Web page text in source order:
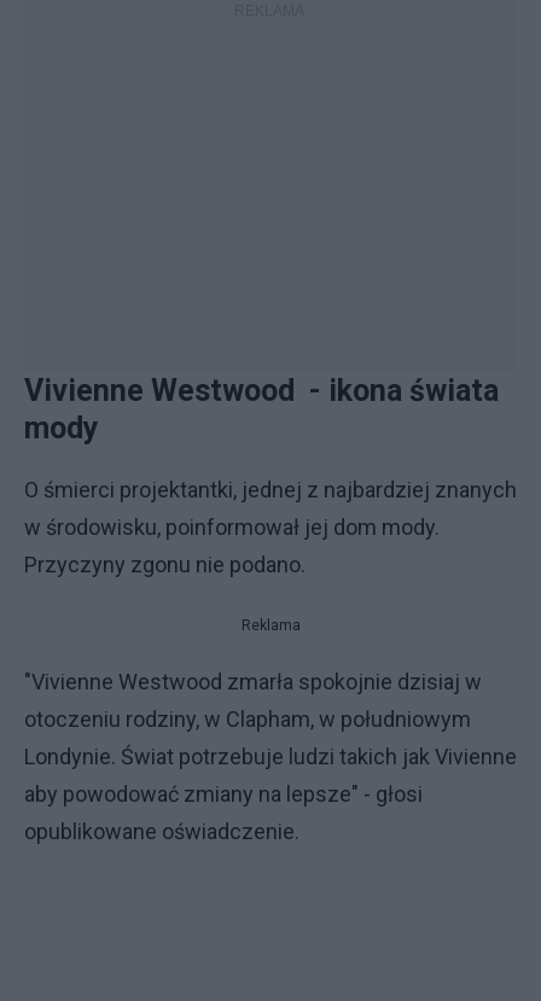
Vivienne Westwood - ikona świata
mody
O śmierci projektantki, jednej z najbardziej znanych
w środowisku, poinformował jej dom mody.
Przyczyny zgonu nie podano.
Reklama
"Vivienne Westwood zmarła spokojnie dzisiaj w
otoczeniu rodziny, w Clapham, w południowym
Londynie. Świat potrzebuje ludzi takich jak Vivienne
aby powodować zmiany na lepsze" - głosi
opublikowane oświadczenie.